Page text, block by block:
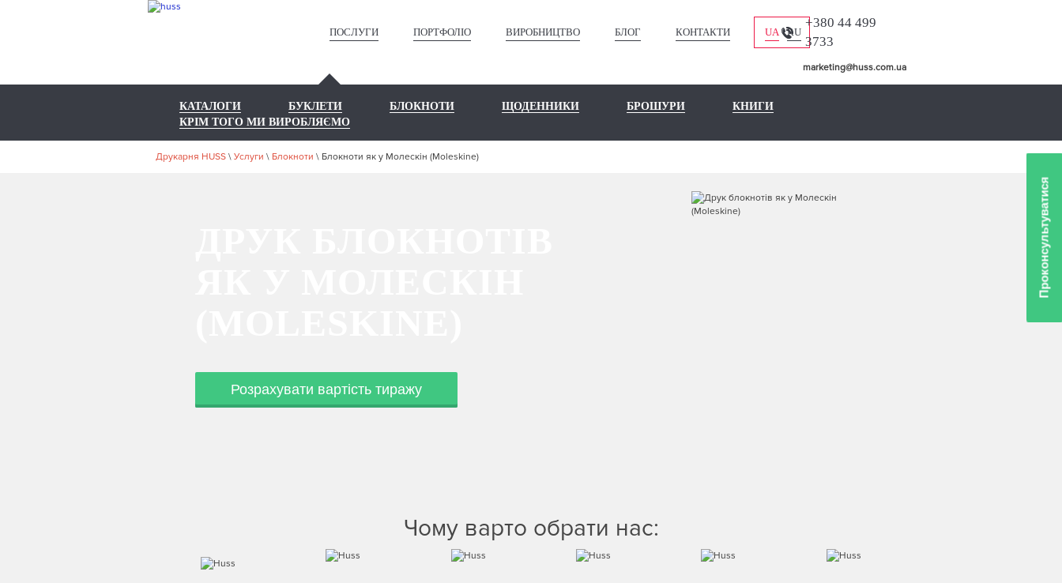
ПОСЛУГИ ПОРТФОЛІО ВИРОБНИЦТВО БЛОГ КОНТАКТИ UA RU
+380 44 499
3733
marketing@huss.com.ua
КАТАЛОГИ БУКЛЕТИ БЛОКНОТИ ЩОДЕННИКИ БРОШУРИ
КНИГИ
КРІМ ТОГО МИ ВИРОБЛЯЄМО
Друкарня HUSS \ Услуги \ Блокноти \ Блокноти як у Молескін (Moleskine)
Розрахувати вартість тиражу
Чому варто обрати нас:
Проконсультуватися